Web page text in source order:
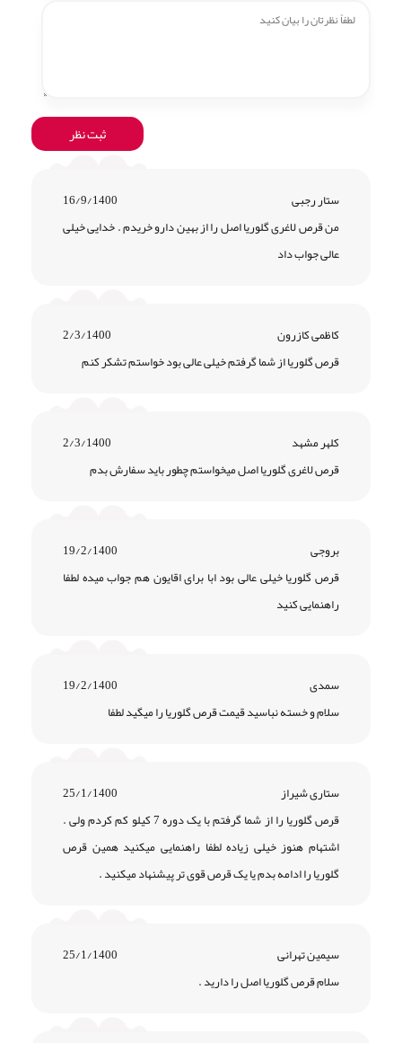
ستار رجبی
16/9/1400
من قرص لاغری گلوریا اصل را از بهین دارو خریدم . خدایی خیلی
عالی جواب داد
کاظمی کازرون
2/3/1400
قرص گلوریا از شما گرفتم خیلی عالی بود خواستم تشکر کنم
کلهر مشهد
2/3/1400
قرص لاغری گلوریا اصل میخواستم چطور باید سفارش بدم
بروجی
19/2/1400
قرص گلوریا خیلی عالی بود ابا برای اقایون هم جواب میده لطفا
راهنمایی کنید
سمدی
19/2/1400
سلام و خسته نباسید قیمت قرص گلوریا را میگید لطفا
ستاری شیراز
25/1/1400
قرص گلوریا را از شما گرفتم با یک دوره 7 کیلو کم کردم ولی .
اشتهام هنوز خیلی زیاده لطفا راهنمایی میکنید همین قرص
گلوریا را ادامه بدم یا یک قرص قوی تر پیشنهاد میکنید .
سیمین تهرانی
25/1/1400
سلام قرص گلوریا اصل را دارید .